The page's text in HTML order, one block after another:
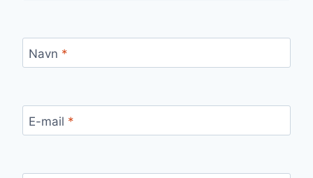
Navn *
E-mail *